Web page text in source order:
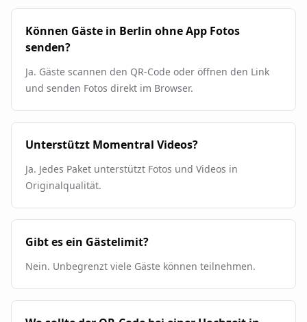
Können Gäste in Berlin ohne App Fotos
senden?
Ja. Gäste scannen den QR-Code oder öffnen den Link
und senden Fotos direkt im Browser.
Unterstützt Momentral Videos?
Ja. Jedes Paket unterstützt Fotos und Videos in
Originalqualität.
Gibt es ein Gästelimit?
Nein. Unbegrenzt viele Gäste können teilnehmen.